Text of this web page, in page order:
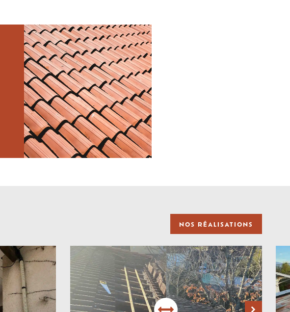
NOS RÉALISATIONS